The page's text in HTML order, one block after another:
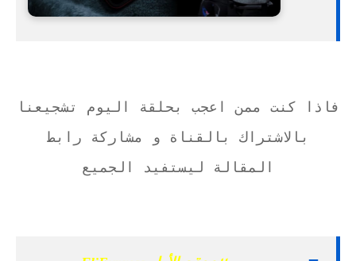
فاذا كنت ممن اعجب بحلقة اليوم تشجيعنا
بالاشتراك بالقناة و مشاركة رابط
المقالة ليستفيد الجميع